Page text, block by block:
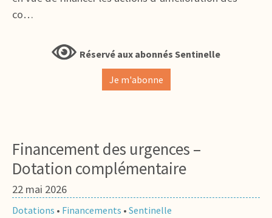
co…
Réservé aux abonnés Sentinelle
Je m'abonne
Financement des urgences –
Dotation complémentaire
22 mai 2026
Dotations • Financements • Sentinelle